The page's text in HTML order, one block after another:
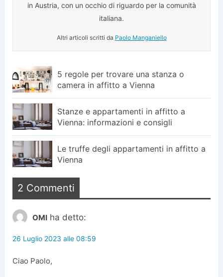
in Austria, con un occhio di riguardo per la comunità
italiana.
Altri articoli scritti da Paolo Manganiello
5 regole per trovare una stanza o
camera in affitto a Vienna
Stanze e appartamenti in affitto a
Vienna: informazioni e consigli
Le truffe degli appartamenti in affitto a
Vienna
2 Commenti
OMI ha detto:
26 Luglio 2023 alle 08:59
Ciao Paolo,